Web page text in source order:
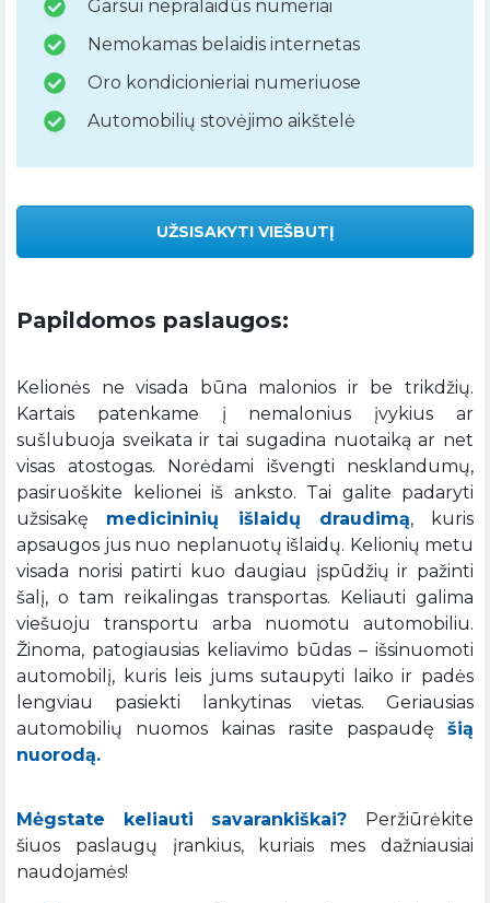
Garsui nepralaidūs numeriai
Nemokamas belaidis internetas
Oro kondicionieriai numeriuose
Automobilių stovėjimo aikštelė
UŽSISAKYTI VIEŠBUTĮ
Papildomos paslaugos:
Kelionės ne visada būna malonios ir be trikdžių.
Kartais patenkame į nemalonius įvykius ar
sušlubuoja sveikata ir tai sugadina nuotaiką ar net
visas atostogas. Norėdami išvengti nesklandumų,
pasiruoškite kelionei iš anksto. Tai galite padaryti
užsisakę medicininių išlaidų draudimą, kuris
apsaugos jus nuo neplanuotų išlaidų. Kelionių metu
visada norisi patirti kuo daugiau įspūdžių ir pažinti
šalį, o tam reikalingas transportas. Keliauti galima
viešuoju transportu arba nuomotu automobiliu.
Žinoma, patogiausias keliavimo būdas – išsinuomoti
automobilį, kuris leis jums sutaupyti laiko ir padės
lengviau pasiekti lankytinas vietas. Geriausias
automobilių nuomos kainas rasite paspaudę šią
nuorodą.
Mėgstate keliauti savarankiškai? Peržiūrėkite
šiuos paslaugų įrankius, kuriais mes dažniausiai
naudojamės!